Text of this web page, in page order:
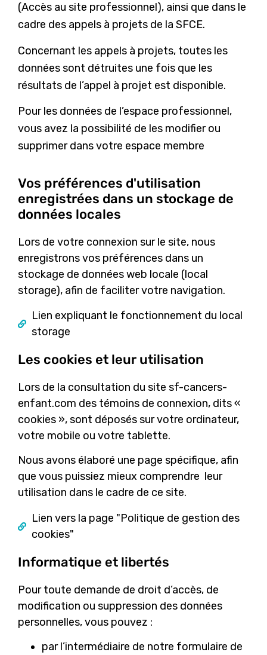
(Accès au site professionnel), ainsi que dans le
cadre des appels à projets de la SFCE.
Concernant les appels à projets, toutes les
données sont détruites une fois que les
résultats de l’appel à projet est disponible.
Pour les données de l’espace professionnel,
vous avez la possibilité de les modifier ou
supprimer dans votre espace membre
Vos préférences d'utilisation
enregistrées dans un stockage de
données locales
Lors de votre connexion sur le site, nous
enregistrons vos préférences dans un
stockage de données web locale (local
storage), afin de faciliter votre navigation.
Lien expliquant le fonctionnement du local
storage
Les cookies et leur utilisation
Lors de la consultation du site sf-cancers-
enfant.com des témoins de connexion, dits «
cookies », sont déposés sur votre ordinateur,
votre mobile ou votre tablette.
Nous avons élaboré une page spécifique, afin
que vous puissiez mieux comprendre leur
utilisation dans le cadre de ce site.
Lien vers la page "Politique de gestion des
cookies"
Informatique et libertés
Pour toute demande de droit d’accès, de
modification ou suppression des données
personnelles, vous pouvez :
par l’intermédiaire de notre formulaire de